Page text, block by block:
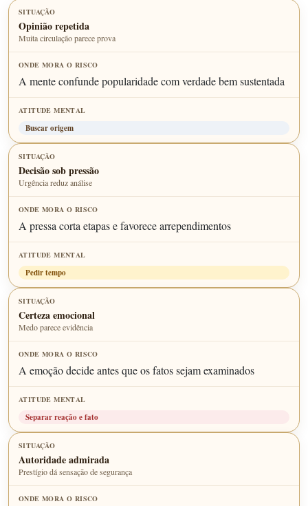
Opinião repetida
Muita circulação parece prova
A mente confunde popularidade com verdade bem sustentada
Buscar origem
Decisão sob pressão
Urgência reduz análise
A pressa corta etapas e favorece arrependimentos
Pedir tempo
Certeza emocional
Medo parece evidência
A emoção decide antes que os fatos sejam examinados
Separar reação e fato
Autoridade admirada
Prestígio dá sensação de segurança